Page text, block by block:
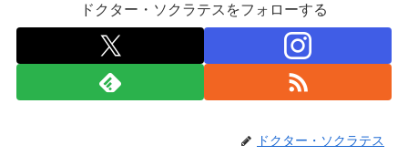
ドクター・ソクラテスをフォローする
ドクター・ソクラテス